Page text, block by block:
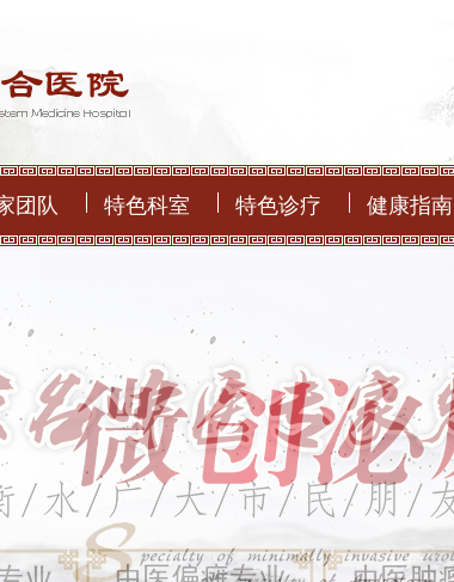
团队 特色科室 特色诊疗 健康指南